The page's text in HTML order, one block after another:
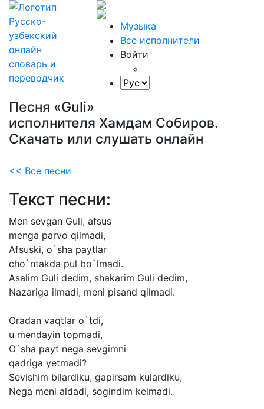
Музыка
Все исполнители
Войти
Песня «Guli»
исполнителя Хамдам Собиров.
Скачать или слушать онлайн
<< Все песни
Текст песни:
Men sevgan Guli, afsus
menga parvo qilmadi,
Afsuski, o`sha paytlar
cho`ntakda pul bo`lmadi.
Asalim Guli dedim, shakarim Guli dedim,
Nazariga ilmadi, meni pisand qilmadi.
Oradan vaqtlar o`tdi,
u mendayin topmadi,
O`sha payt nega sevgimni
qadriga yetmadi?
Sevishim bilardiku, gapirsam kulardiku,
Nega meni aldadi, sogindim kelmadi.